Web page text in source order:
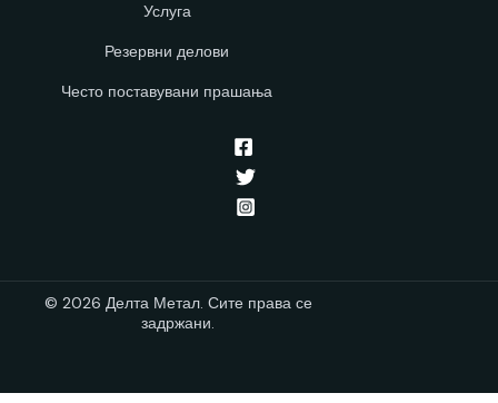
Услуга
Резервни делови
Често поставувани прашања
© 2026 Делта Метал. Сите права се
задржани.